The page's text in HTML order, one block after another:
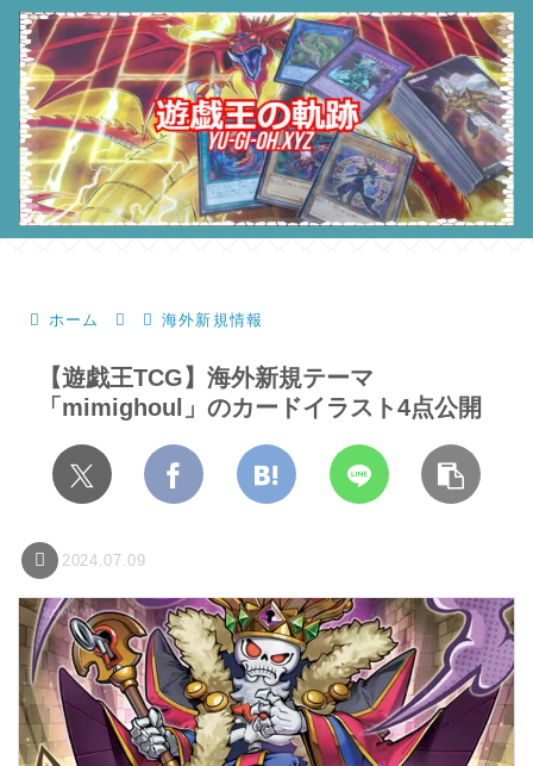
ホーム 海外新規情報
【遊戯王TCG】海外新規テーマ
「mimighoul」のカードイラスト4点公開
2024.07.09